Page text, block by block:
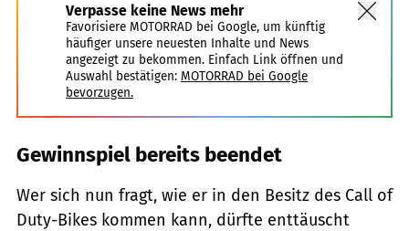
Verpasse keine News mehr
Favorisiere MOTORRAD bei Google, um künftig
häufiger unsere neuesten Inhalte und News
angezeigt zu bekommen. Einfach Link öffnen und
Auswahl bestätigen: MOTORRAD bei Google
bevorzugen.
Gewinnspiel bereits beendet
Wer sich nun fragt, wie er in den Besitz des Call of
Duty-Bikes kommen kann, dürfte enttäuscht